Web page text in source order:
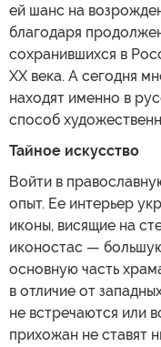
ей шанс на
благодаря
сохранившихся в
XX века. А сегодня
находят именно в
способ
Тайное искусство
Войти в
опыт. Ее интерьер
иконы, висящие на
иконостас —
основную часть
в отличие от
не встречаются или
прихожан не ставят